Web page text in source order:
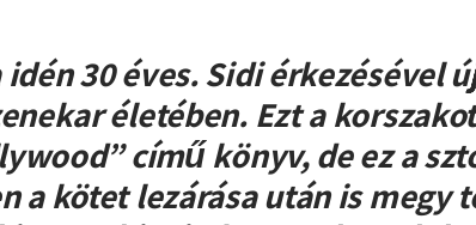
könyv, ősszel ismét
idén 30 éves. Sidi érkezésével
életében. Ezt a
című könyv, de ez a
a kötet lezárása után is megy